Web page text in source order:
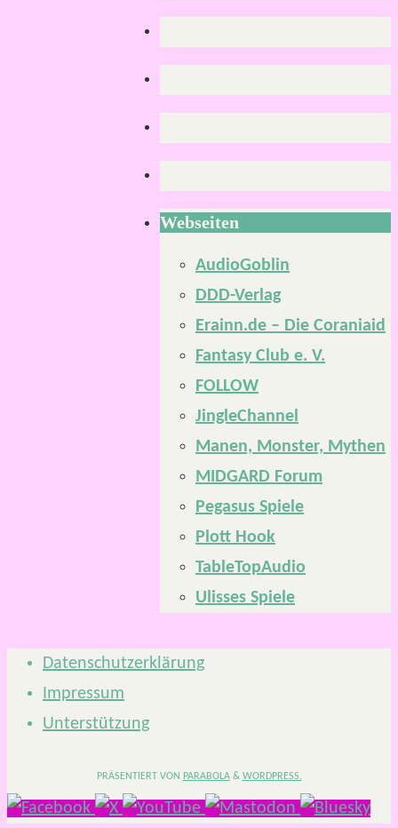
Webseiten
AudioGoblin
DDD-Verlag
Erainn.de – Die Coraniaid
Fantasy Club e. V.
FOLLOW
JingleChannel
Manen, Monster, Mythen
MIDGARD Forum
Pegasus Spiele
Plott Hook
TableTopAudio
Ulisses Spiele
Datenschutzerklärung
Impressum
Unterstützung
PRÄSENTIERT VON PARABOLA& WORDPRESS.